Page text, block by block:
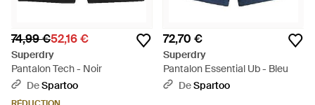
74,99 €52,16 €
Superdry
Pantalon Tech - Noir
DeSpartoo
72,70 €
Superdry
Pantalon Essential Ub - Bleu
DeSpartoo